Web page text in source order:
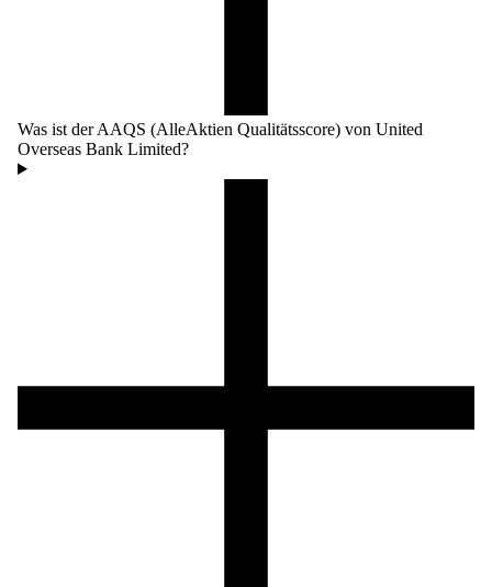
Was ist der AAQS (AlleAktien Qualitätsscore) von United
Overseas Bank Limited?